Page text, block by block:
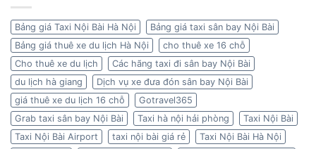
Bảng giá Taxi Nội Bài Hà Nội
Bảng giá taxi sân bay Nội Bài
Bảng giá thuê xe du lịch Hà Nội
cho thuê xe 16 chỗ
Cho thuê xe du lịch
Các hãng taxi đi sân bay Nội Bài
du lịch hà giang
Dịch vụ xe đưa đón sân bay Nội Bài
giá thuê xe du lịch 16 chỗ
Gotravel365
Grab taxi sân bay Nội Bài
Taxi hà nội hải phòng
Taxi Nội Bài
Taxi Nội Bài Airport
taxi nội bài giá rẻ
Taxi Nội Bài Hà Nội